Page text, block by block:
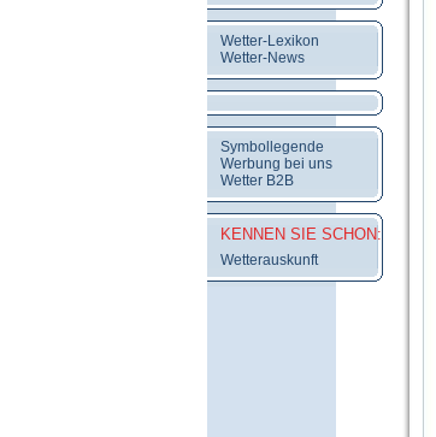
Wetter-Lexikon
Wetter-News
Symbollegende
Werbung bei uns
Wetter B2B
KENNEN SIE SCHON:
Wetterauskunft